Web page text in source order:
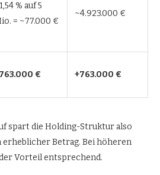
% auf 5
= ~77.000 €
~4.923.000 €
€ +763.000 €
spart die Holding-Struktur also
erheblicher Betrag. Bei höheren
Vorteil entsprechend.